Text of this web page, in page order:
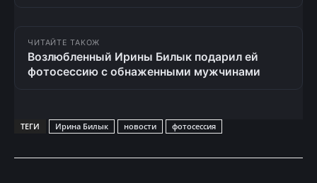
ЧИТАЙТЕ ТАКОЖ
Возлюбленный Ирины Билык подарил ей
фотосессию с обнаженными мужчинами
ТЕГИ Ирина Билык новости фотосессия